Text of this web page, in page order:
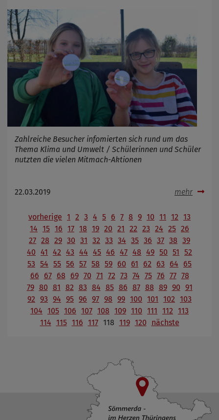
Zahlreiche Besucher infomierten sich rund um das
Thema Klima und Umwelt / Schülerinnen und Schüler
nutzten die vielen Mitmach-Aktionen
22.03.2019 mehr
vorherige 1 2 3 4 5 6 7 8 9 10 11 12 13
14 15 16 17 18 19 20 21 22 23 24 25 26
27 28 29 30 31 32 33 34 35 36 37 38 39
40 41 42 43 44 45 46 47 48 49 50 51
52
53 54 55 56 57 58 59 60 61 62 63 64
65
66
67 68 69 70 71 72 73 74 75 76 77 78
79 80 81 82 83 84 85 86 87 88 89 90 91
92 93 94 95 96 97 98 99 100 101 102 103
104 105 106 107 108 109 110 111 112 113
114 115 116 117 118 119 120 nächste